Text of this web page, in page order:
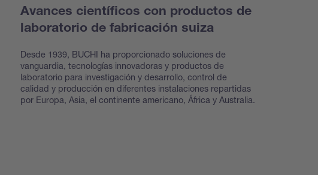
Avances científicos con productos de
laboratorio de fabricación suiza
Desde 1939, BUCHI ha proporcionado soluciones de
vanguardia, tecnologías innovadoras y productos de
laboratorio para investigación y desarrollo, control de
calidad y producción en diferentes instalaciones repartidas
por Europa, Asia, el continente americano, África y Australia.